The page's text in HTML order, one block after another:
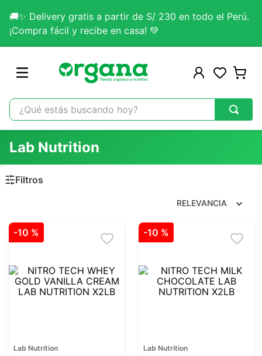
🚚✨ Delivery gratis a partir de S/ 230 en todo el Perú.
¡Compra fácil y recibe en casa! 💚
¿Qué estás buscando hoy?
1.
omega 3
2.
citrato magnesio
5.
glicinato magnesio
7.
lab nutrition
8
magnesio
Lab Nutrition
RELEVANCIA
-10 %
Lab Nutrition
-10 %
Lab Nutrition